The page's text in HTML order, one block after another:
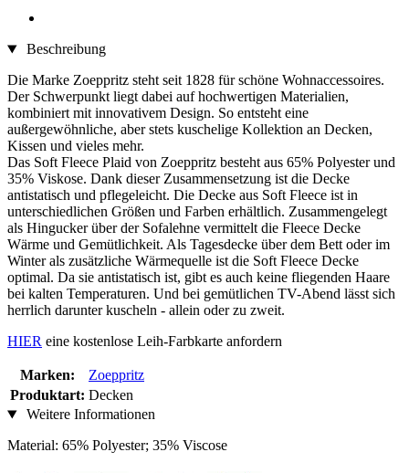
Beschreibung
Die Marke Zoeppritz steht seit 1828 für schöne Wohnaccessoires.
Der Schwerpunkt liegt dabei auf hochwertigen Materialien,
kombiniert mit innovativem Design. So entsteht eine
außergewöhnliche, aber stets kuschelige Kollektion an Decken,
Kissen und vieles mehr.
Das Soft Fleece Plaid von Zoeppritz besteht aus 65% Polyester und
35% Viskose. Dank dieser Zusammensetzung ist die Decke
antistatisch und pflegeleicht. Die Decke aus Soft Fleece ist in
unterschiedlichen Größen und Farben erhältlich. Zusammengelegt
als Hingucker über der Sofalehne vermittelt die Fleece Decke
Wärme und Gemütlichkeit. Als Tagesdecke über dem Bett oder im
Winter als zusätzliche Wärmequelle ist die Soft Fleece Decke
optimal. Da sie antistatisch ist, gibt es auch keine fliegenden Haare
bei kalten Temperaturen. Und bei gemütlichen TV-Abend lässt sich
herrlich darunter kuscheln - allein oder zu zweit.
HIER eine kostenlose Leih-Farbkarte anfordern
Marken:
Zoeppritz
Produktart: Decken
Weitere Informationen
Material: 65% Polyester; 35% Viscose